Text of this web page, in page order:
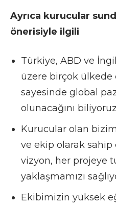
Ayrıca kurucular
önerisiyle ilgili
Türkiye, ABD ve
üzere birçok
sayesinde global
olunacağını
Kurucular olan
ve ekip olarak
vizyon, her projeye
yaklaşmamızı
Ekibimizin yüksek